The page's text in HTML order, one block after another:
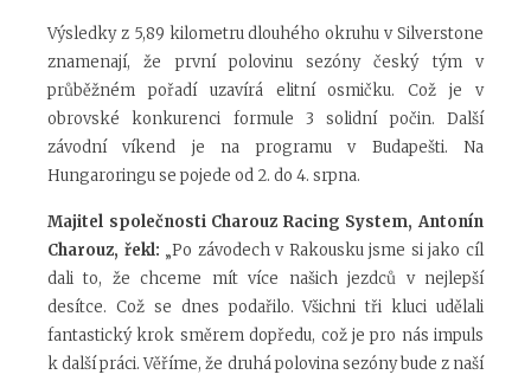
Výsledky z 5,89 kilometru dlouhého okruhu v Silverstone
znamenají, že první polovinu sezóny český tým v
průběžném pořadí uzavírá elitní osmičku. Což je v
obrovské konkurenci formule 3 solidní počin. Další
závodní víkend je na programu v Budapešti. Na
Hungaroringu se pojede od 2. do 4. srpna.
Majitel společnosti Charouz Racing System, Antonín
Charouz, řekl: „Po závodech v Rakousku jsme si jako cíl
dali to, že chceme mít více našich jezdců v nejlepší
desítce. Což se dnes podařilo. Všichni tři kluci udělali
fantastický krok směrem dopředu, což je pro nás impuls
k další práci. Věříme, že druhá polovina sezóny bude z naší